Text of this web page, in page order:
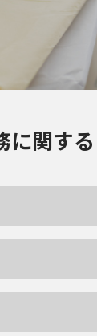
に関する